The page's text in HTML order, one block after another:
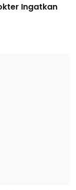
Ingatkan